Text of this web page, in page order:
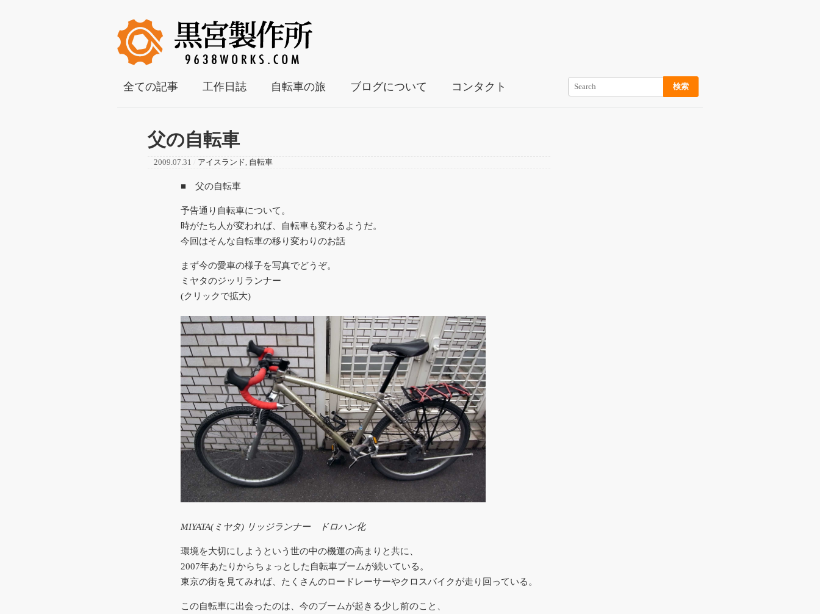
全ての記事 工作日誌 自転車の旅 ブログについて コンタクト
父の自転車
2009.07.31 アイスランド 自転車
■ 父の自転車
予告通り自転車について。
時がたち人が変われば、自転車も変わるようだ。
今回はそんな自転車の移り変わりのお話
まず今の愛車の様子を写真でどうぞ。
ミヤタのジッリランナー
(クリックで拡大)
MIYATA(ミヤタ) リッジランナー ドロハン化
環境を大切にしようという世の中の機運の高まりと共に、
2007年あたりからちょっとした自転車ブームが続いている。
東京の街を見てみれば、たくさんのロードレーサーやクロスバイクが走り回っている。
この自転車に出会ったのは、今のブームが起きる少し前のこと、